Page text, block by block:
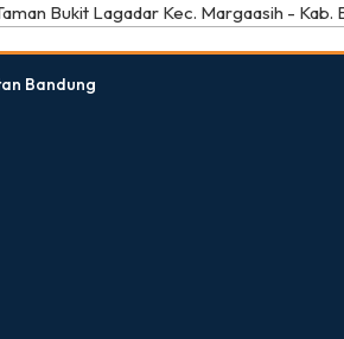
Bukit Lagadar Kec. Margaasih - Kab.
Bandung